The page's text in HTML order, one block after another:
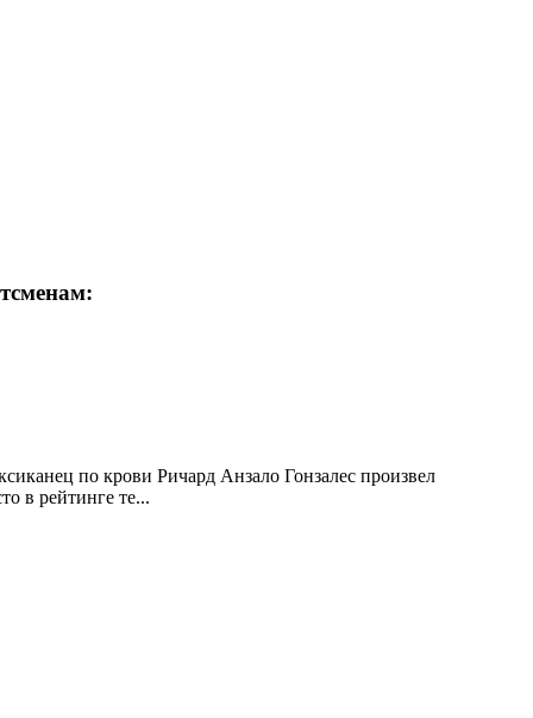
по крови Ричард Анзало Гонзалес произвел
в рейтинге те...